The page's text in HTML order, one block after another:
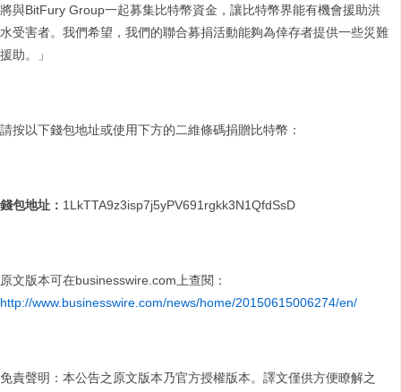
將與BitFury Group一起募集比特幣資金，讓比特幣界能有機會援助洪
水受害者。我們希望，我們的聯合募捐活動能夠為倖存者提供一些災難
援助。」
請按以下錢包地址或使用下方的二維條碼捐贈比特幣：
錢包地址： 1LkTTA9z3isp7j5yPV691rgkk3N1QfdSsD
原文版本可在businesswire.com上查閱：
http://www.businesswire.com/news/home/20150615006274/en/
免責聲明：本公告之原文版本乃官方授權版本。譯文僅供方便瞭解之